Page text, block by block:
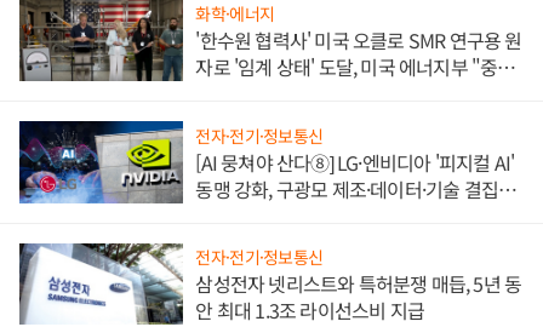
화학·에너지
'한수원 협력사' 미국 오클로 SMR 연구용 원
자로 '임계 상태' 도달, 미국 에너지부 "중요
전자·전기·정보통신
[AI 뭉쳐야 산다⑧] LG·엔비디아 '피지컬 AI'
동맹 강화, 구광모 제조·데이터·기술 결집
전자·전기·정보통신
삼성전자 넷리스트와 특허분쟁 매듭, 5년 동
안 최대 1.3조 라이선스비 지급